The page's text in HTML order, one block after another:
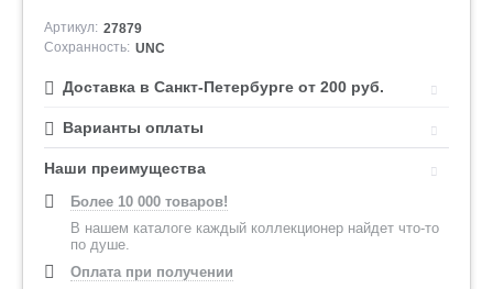
Артикул: 27879
Сохранность: UNC
Доставка в Санкт-Петербурге от 200 руб.
Варианты оплаты
Наши преимущества
Более 10 000 товаров!
В нашем каталоге каждый коллекционер найдет что-то
по душе.
Оплата при получении